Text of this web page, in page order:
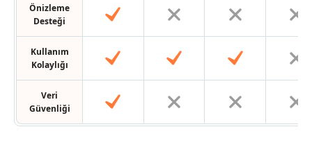
Önizleme
Desteği
Kullanım
Kolaylığı
Veri
Güvenliği